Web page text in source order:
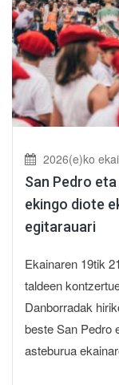
2026(e)ko
San Pedro
ekingo diote
egitarauari
Ekainaren 19tik
taldeen
Danborradak
beste San Pedro
asteburua